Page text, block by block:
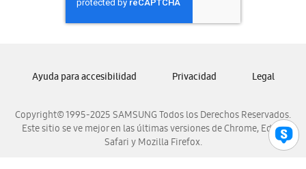
Samsung Nicaragua
Samsung Panamá
Samsung Venezuela
Copyright© 1995-2025 SAMSUNG Todos los Derechos Reservados.
Este sitio se ve mejor en las últimas versiones de Chrome, Edge,
Safari y Mozilla Firefox.
Ayuda para accesibilidad Privacidad Legal